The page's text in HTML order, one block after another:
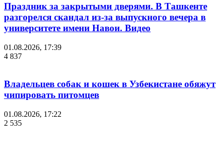
Праздник за закрытыми дверями. В Ташкенте
разгорелся скандал из-за выпускного вечера в
университете имени Навои. Видео
01.08.2026, 17:39
4 837
Владельцев собак и кошек в Узбекистане обяжут
чипировать питомцев
01.08.2026, 17:22
2 535